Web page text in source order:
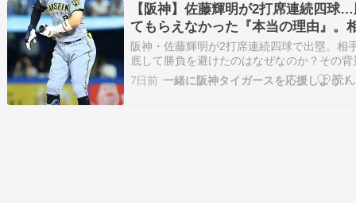
【阪神】佐藤輝明が2打席連続四球
てもらえなかった『本当の理由』。
ーがそこまで恐怖したワケ
阪神・佐藤輝明が2打席連続四球で出塁。相
底して勝負を避けたのはなぜなのか？その
存在感を物語る“ある理由”がありました。
（さとう てるあき、1999年3月13日 - ）は
7日前 一緒に阪神タイガースを応援しよう！